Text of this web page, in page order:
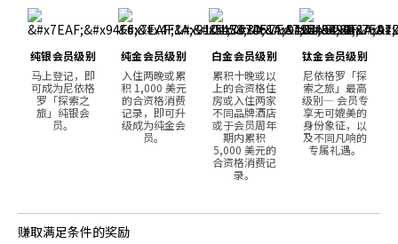
纯银会员级别
马上登记，即
可成为尼依格
罗「探索之
旅」纯银会
员。
纯金会员级别
入住两晚或累
积 1,000 美元
的合资格消费
记录，即可升
级成为纯金会
员。
白金会员级别
累积十晚或以
上的合资格住
房或入住两家
不同品牌酒店
或于会员周年
期内累积
5,000 美元的
合资格消费记
录。
钛金会员级别
尼依格罗「探
索之旅」最高
级别— 会员专
享无可媲美的
身份象征，以
及不同凡响的
专属礼遇。
赚取满足条件的奖励